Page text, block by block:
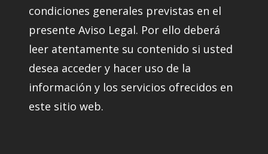
condiciones generales previstas en el
presente Aviso Legal. Por ello deberá
leer atentamente su contenido si usted
desea acceder y hacer uso de la
información y los servicios ofrecidos en
este sitio web.